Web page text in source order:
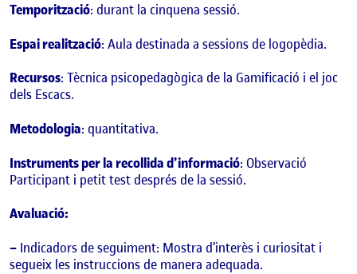
Temporització: durant la cinquena sessió.
Espai realització: Aula destinada a sessions de logopèdia.
Recursos: Tècnica psicopedagògica de la Gamificació i el joc
dels Escacs.
Metodologia: quantitativa.
Instruments per la recollida d’informació: Observació
Participant i petit test després de la sessió.
Avaluació:
– Indicadors de seguiment: Mostra d’interès i curiositat i
segueix les instruccions de manera adequada.